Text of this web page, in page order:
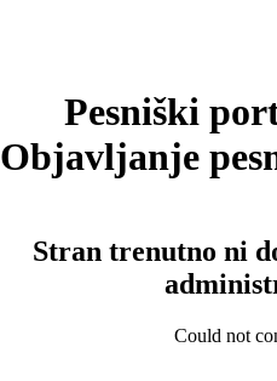
Pesniški
Objavljanje
Stran trenutno ni
Could not